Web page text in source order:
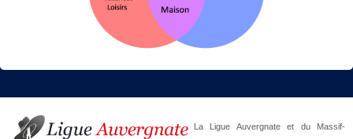
La Ligue Auvergnate et du Massif-